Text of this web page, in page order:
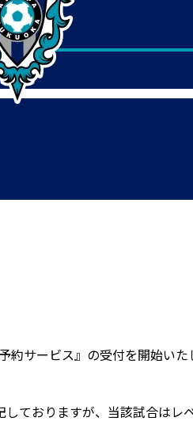
サービス』の受付を開始い
ておりますが、当該試合はレ